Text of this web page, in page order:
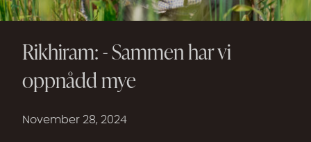
Rikhiram: - Sammen har vi
oppnådd mye
November 28, 2024